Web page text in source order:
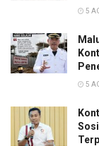
5
5